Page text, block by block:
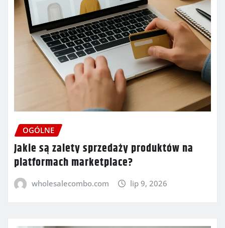
OGÓLNE
Jakie są zalety sprzedaży produktów na
platformach marketplace?
wholesalecombo.com lip 9, 2026